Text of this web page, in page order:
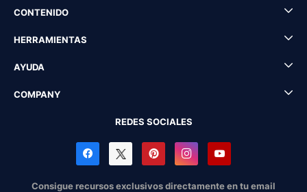
CONTENIDO
HERRAMIENTAS
AYUDA
COMPANY
REDES SOCIALES
Consigue recursos exclusivos directamente en tu email